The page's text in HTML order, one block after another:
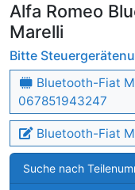
Alfa Romeo
Marelli
Bitte
Bluetooth-Fiat
067851943247
Bluetooth-Fiat
Suche nach